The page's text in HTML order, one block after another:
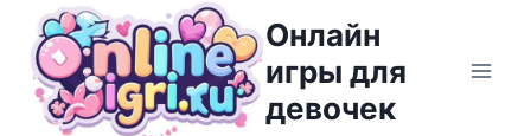
Перейти
содержимому
Онлайн
игры для
девочек